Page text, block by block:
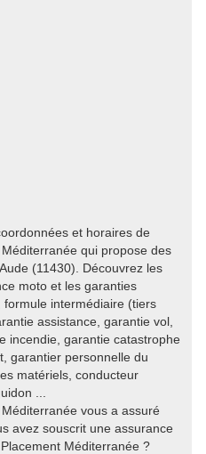
et horaires de
qui propose des
(11430). Découvrez les
moto et les garanties
intermédiaire (tiers
assistance, garantie vol,
incendie, garantie catastrophe
garantier personnelle du
matériels, conducteur
...
vous a assuré
avez souscrit une assurance
Méditerranée ?